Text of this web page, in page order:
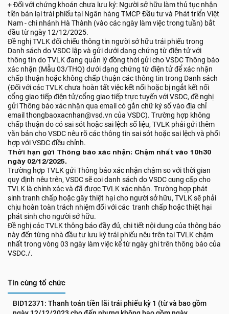
+ Đối với chứng khoán chưa lưu ký: Người sở hữu làm thủ tục nhận
tiền bán lại trái phiếu tại Ngân hàng TMCP Đầu tư và Phát triển Việt
Nam - chi nhánh Hà Thành (vào các ngày làm việc trong tuần) bắt
đầu từ ngày 12/12/2025.
Đề nghị TVLK đối chiếu thông tin người sở hữu trái phiếu trong
Danh sách do VSDC lập và gửi dưới dạng chứng từ điện tử với
thông tin do TVLK đang quản lý đồng thời gửi cho VSDC Thông báo
xác nhận (Mẫu 03/THQ) dưới dạng chứng từ điện tử để xác nhận
chấp thuận hoặc không chấp thuận các thông tin trong Danh sách
(Đối với các TVLK chưa hoàn tất việc kết nối hoặc bị ngắt kết nối
cổng giao tiếp điện tử/cổng giao tiếp trực tuyến với VSDC, đề nghị
gửi Thông báo xác nhận qua email có gắn chữ ký số vào địa chỉ
email thongbaoxacnhan@vsd.vn của VSDC). Trường hợp không
chấp thuận do có sai sót hoặc sai lệch số liệu, TVLK phải gửi thêm
văn bản cho VSDC nêu rõ các thông tin sai sót hoặc sai lệch và phối
hợp với VSDC điều chỉnh.
Thời hạn gửi Thông báo xác nhận: Chậm nhất vào 10h30
ngày 02/12/2025.
Trường hợp TVLK gửi Thông báo xác nhận chậm so với thời gian
quy định nêu trên, VSDC sẽ coi danh sách do VSDC cung cấp cho
TVLK là chính xác và đã được TVLK xác nhận. Trường hợp phát
sinh tranh chấp hoặc gây thiệt hại cho người sở hữu, TVLK sẽ phải
chịu hoàn toàn trách nhiệm đối với các tranh chấp hoặc thiệt hại
phát sinh cho người sở hữu.
Đề nghị các TVLK thông báo đầy đủ, chi tiết nội dung của thông báo
này đến từng nhà đầu tư lưu ký trái phiếu nêu trên tại TVLK chậm
nhất trong vòng 03 ngày làm việc kể từ ngày ghi trên thông báo của
VSDC./.
Tin cùng tổ chức
BID12371: Thanh toán tiền lãi trái phiếu kỳ 1 (từ và bao gồm